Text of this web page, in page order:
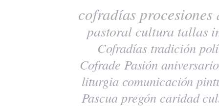
cofradías procesiones
pastoral cultura tallas
Cofradías tradición
Cofrade Pasión
liturgia comunicación
Pascua pregón caridad